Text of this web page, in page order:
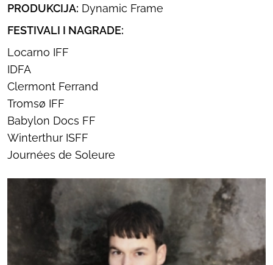
PRODUKCIJA: Dynamic Frame
FESTIVALI I NAGRADE:
Locarno IFF
IDFA
Clermont Ferrand
Tromsø IFF
Babylon Docs FF
Winterthur ISFF
Journées de Soleure